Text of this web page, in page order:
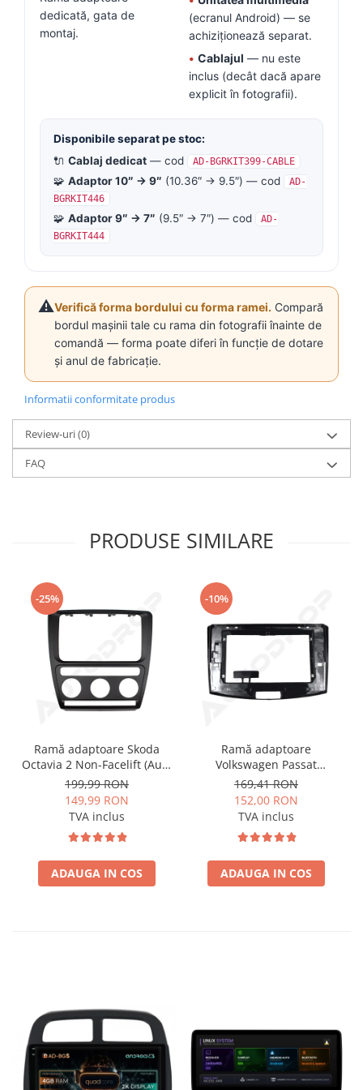
dedicată, gata de
montaj.
(ecranul Android) — se
achiziționează separat.
• Cablajul — nu este
inclus (decât dacă apare
explicit în fotografii).
Disponibile separat pe stoc:
🔌 Cablaj dedicat — cod AD-BGRKIT399-CABLE
🧩 Adaptor 10″ → 9″ (10.36″ → 9.5″) — cod
AD-
BGRKIT446
🧩 Adaptor 9″ → 7″ (9.5″ → 7″) — cod
AD-
BGRKIT444
⚠️Verifică forma bordului cu forma ramei. Compară
bordul mașinii tale cu rama din fotografii înainte de
comandă — forma poate diferi în funcție de dotare
și anul de fabricație.
Informatii conformitate produs
Review-uri(0)
FAQ
PRODUSE SIMILARE
-25%
Ramă adaptoare Skoda
Octavia 2 Non-Facelift (Auto
A/C) 2004-2009 - fațetă
213×133 (RNS 510 / RCD
330), montaj dedicat
199,99 RON
149,99 RON
TVA inclus
ADAUGA IN COS
-10%
Ramă adaptoare
Volkswagen Passat
B6/B7/CC 2011-2015 -
navigație Android 10.1″,
montaj dedicat
169,41 RON
152,00 RON
TVA inclus
ADAUGA IN COS